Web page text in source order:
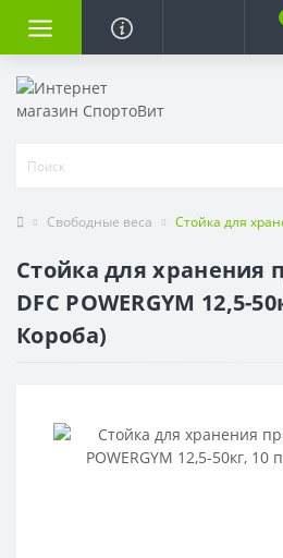
Свободные веса Стойка для
Стойка для хранения
DFC POWERGYM 12,5-
Короба)